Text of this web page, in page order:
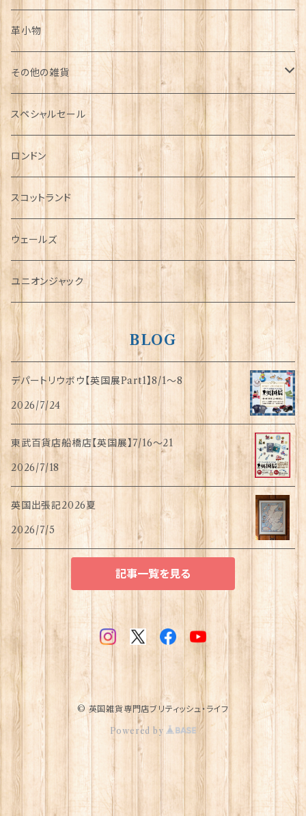
革小物
その他の雑貨
ミニカー
チャーム
犬グッズ
傘
指貫(シンブル)
スペシャルセール
ロンドン
スコットランド
ウェールズ
ユニオンジャック
BLOG
デパートリウボウ【英国展Part1】8/1〜8
2026/7/24
東武百貨店船橋店【英国展】7/16～21
2026/7/18
英国出張記2026夏
2026/7/5
記事一覧を見る
© 英国雑貨専門店ブリティッシュ・ライフ
Powered by